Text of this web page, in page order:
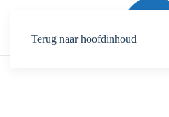
Terug naar hoofdinhoud